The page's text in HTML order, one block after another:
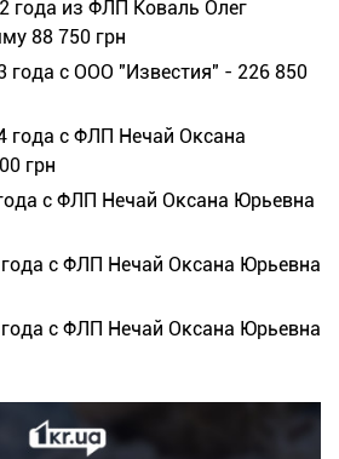
года из ФЛП Коваль Олег
88 750 грн
года с ООО "Известия" - 226 850
года с ФЛП Нечай Оксана
грн
с ФЛП Нечай Оксана Юрьевна
с ФЛП Нечай Оксана Юрьевна
года с ФЛП Нечай Оксана Юрьевна